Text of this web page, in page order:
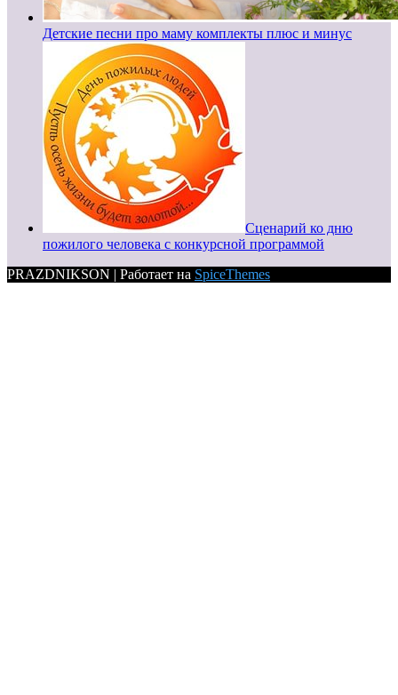
Детские песни про маму комплекты плюс и минус
Сценарий ко дню
пожилого человека с конкурсной программой
PRAZDNIKSON | Работает на SpiceThemes